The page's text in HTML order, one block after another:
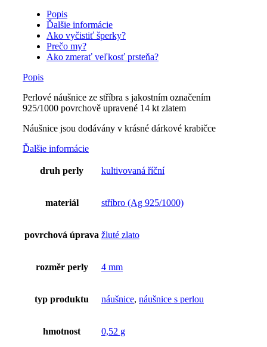
Popis
Ďalšie informácie
Ako vyčistiť šperky?
Prečo my?
Ako zmerať veľkosť prsteňa?
Popis
Perlové náušnice ze stříbra s jakostním označením
925/1000 povrchově upravené 14 kt zlatem
Náušnice jsou dodávány v krásné dárkové krabičce
Ďalšie informácie
druh perly kultivovaná říční
materiál stříbro (Ag 925/1000)
povrchová úprava žluté zlato
rozměr perly 4 mm
typ produktu náušnice, náušnice s perlou
hmotnost 0,52 g